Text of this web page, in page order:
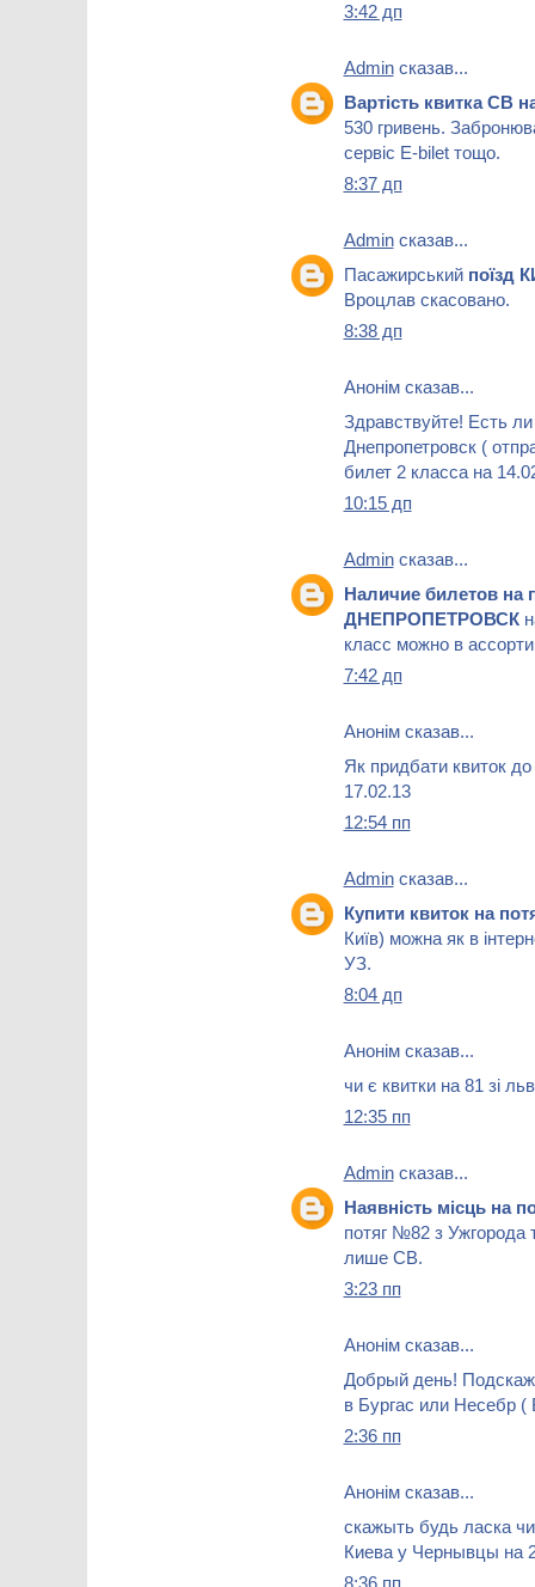
3:42 дп
Adminсказав...
Вартість квитка СВ
530 гривень.
сервіс Е-bilet тощо.
8:37 дп
Adminсказав...
Пасажирський поїзд
Вроцлав скасовано.
8:38 дп
Анонім сказав...
Здравствуйте! Есть
Днепропетровск (
билет 2 класса на
10:15 дп
Adminсказав...
Наличие билетов на
ДНЕПРОПЕТРОВСК
класс можно в
7:42 дп
Анонім сказав...
Як придбати квиток до
17.02.13
12:54 пп
Adminсказав...
Купити квиток на
Київ) можна як в
УЗ.
8:04 дп
Анонім сказав...
чи є квитки на 81 зі
12:35 пп
Adminсказав...
Наявність місць на
потяг №82 з Ужгорода
лише СВ.
3:23 пп
Анонім сказав...
Добрый день!
в Бургас или Несебр (
2:36 пп
Анонім сказав...
скажыть будь ласка
Киева у Чернывцы на